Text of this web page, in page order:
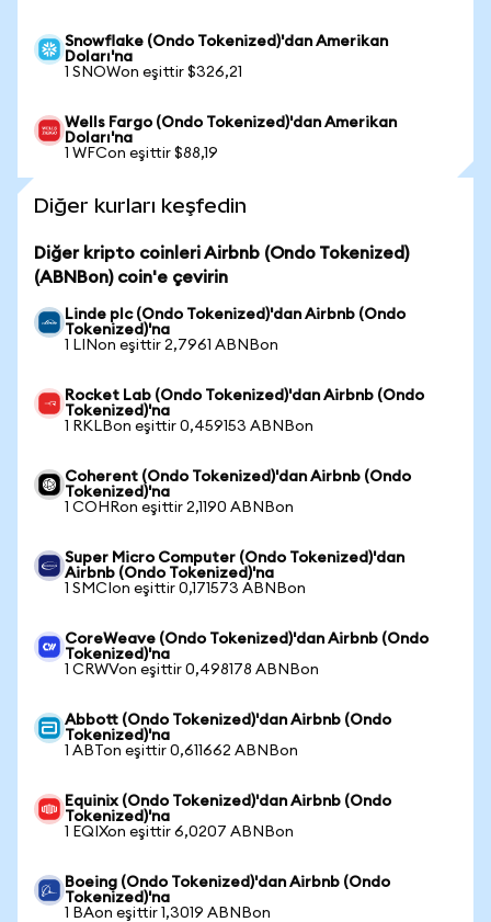
Snowflake (Ondo Tokenized)'dan Amerikan
Doları'na
1 SNOWon eşittir $326,21
Wells Fargo (Ondo Tokenized)'dan Amerikan
Doları'na
1 WFCon eşittir $88,19
Diğer kurları keşfedin
Diğer kripto coinleri Airbnb (Ondo Tokenized)
(ABNBon) coin'e çevirin
Linde plc (Ondo Tokenized)'dan Airbnb (Ondo
Tokenized)'na
1 LINon eşittir 2,7961 ABNBon
Rocket Lab (Ondo Tokenized)'dan Airbnb (Ondo
Tokenized)'na
1 RKLBon eşittir 0,459153 ABNBon
Coherent (Ondo Tokenized)'dan Airbnb (Ondo
Tokenized)'na
1 COHRon eşittir 2,1190 ABNBon
Super Micro Computer (Ondo Tokenized)'dan
Airbnb (Ondo Tokenized)'na
1 SMCIon eşittir 0,171573 ABNBon
CoreWeave (Ondo Tokenized)'dan Airbnb (Ondo
Tokenized)'na
1 CRWVon eşittir 0,498178 ABNBon
Abbott (Ondo Tokenized)'dan Airbnb (Ondo
Tokenized)'na
1 ABTon eşittir 0,611662 ABNBon
Equinix (Ondo Tokenized)'dan Airbnb (Ondo
Tokenized)'na
1 EQIXon eşittir 6,0207 ABNBon
Boeing (Ondo Tokenized)'dan Airbnb (Ondo
Tokenized)'na
1 BAon eşittir 1,3019 ABNBon